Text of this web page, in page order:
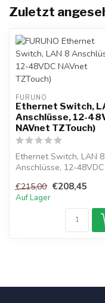
Zuletzt
FURUNO
Ethernet Switch,
Anschlüsse, 12-
NAVnet TZTouch)
Ethernet Switch, LAN 8
Anschlüsse, 12-48VDC
€215,00 €208,45
Auf Lager